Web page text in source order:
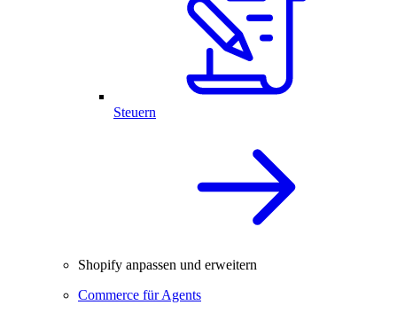
Steuern
Shopify anpassen und erweitern
Commerce für Agents